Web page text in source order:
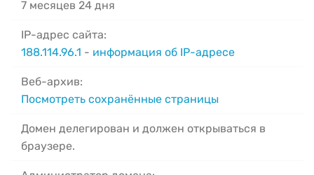
7 месяцев 24 дня
IP-адрес сайта:
188.114.96.1 - информация об IP-адресе
Веб-архив:
Посмотреть сохранённые страницы
Домен делегирован и должен открываться в
браузере.